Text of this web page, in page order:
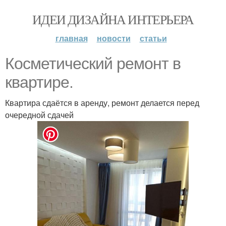
ИДЕИ ДИЗАЙНА ИНТЕРЬЕРА
главная новости статьи
Косметический ремонт в
квартире.
Квартира сдаётся в аренду, ремонт делается перед
очередной сдачей